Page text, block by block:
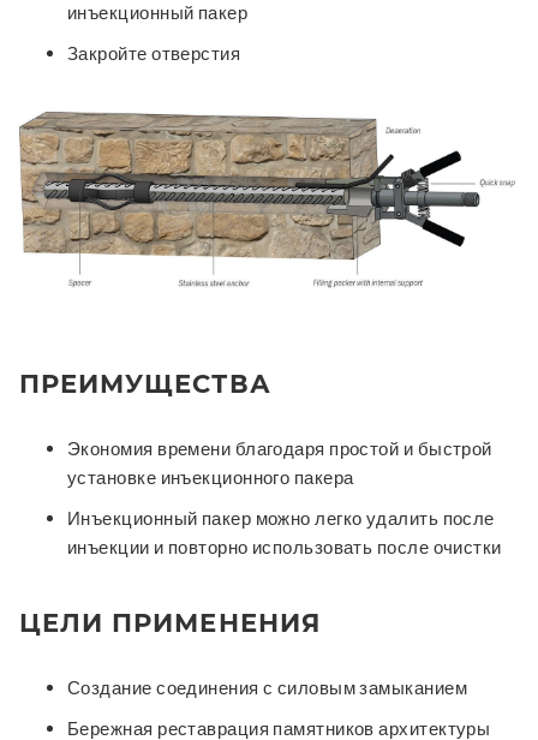
инъекционный пакер
Закройте отверстия
ПРЕИМУЩЕСТВА
Экономия времени благодаря простой и быстрой
установке инъекционного пакера
Инъекционный пакер можно легко удалить после
инъекции и повторно использовать после очистки
ЦЕЛИ ПРИМЕНЕНИЯ
Создание соединения с силовым замыканием
Бережная реставрация памятников архитектуры